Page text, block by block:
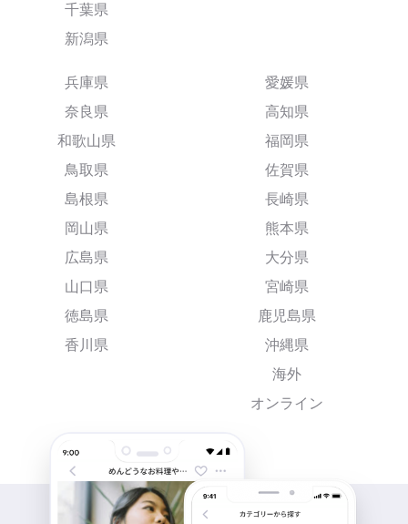
千葉県
新潟県
兵庫県
奈良県
和歌山県
鳥取県
島根県
岡山県
広島県
山口県
徳島県
香川県
愛媛県
高知県
福岡県
佐賀県
長崎県
熊本県
大分県
宮崎県
鹿児島県
沖縄県
海外
オンライン